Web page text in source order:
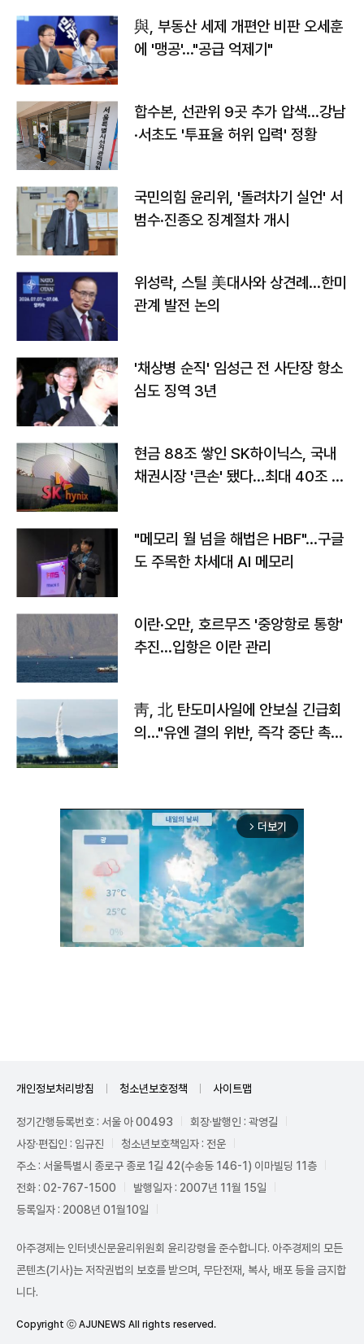
與, 부동산 세제 개편안 비판 오세훈
에 '맹공'…"공급 억제기"
합수본, 선관위 9곳 추가 압색…강남
·서초도 '투표율 허위 입력' 정황
국민의힘 윤리위, '돌려차기 실언' 서
범수·진종오 징계절차 개시
위성락, 스틸 美대사와 상견례…한미
관계 발전 논의
'채상병 순직' 임성근 전 사단장 항소
심도 징역 3년
현금 88조 쌓인 SK하이닉스, 국내
채권시장 '큰손' 됐다…최대 40조 투
"메모리 월 넘을 해법은 HBF"…구글
도 주목한 차세대 AI 메모리
이란·오만, 호르무즈 '중앙항로 통항'
추진…입항은 이란 관리
靑, 北 탄도미사일에 안보실 긴급회
의…"유엔 결의 위반, 즉각 중단 촉
arrow_forward_ios 더보기
개인정보처리방침 청소년보호정책 사이트맵
정기간행등록번호 : 서울 아 00493
회장·발행인 : 곽영길
사장·편집인 : 임규진
청소년보호책임자 : 전운
주소 : 서울특별시 종로구 종로 1길 42(수송동 146-1) 이마빌딩 11층
전화 : 02-767-1500
발행일자 : 2007년 11월 15일
등록일자 : 2008년 01월10일
아주경제는 인터넷신문윤리위원회 윤리강령을 준수합니다. 아주경제의 모든
콘텐츠(기사)는 저작권법의 보호를 받으며, 무단전재, 복사, 배포 등을 금지합
니다.
Copyright ⓒ AJUNEWS All rights reserved.